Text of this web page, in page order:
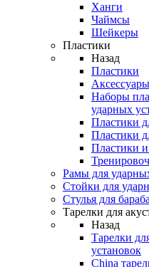
Ханги
Чаймсы
Шейкеры
Пластики
Назад
Пластики
Наборы
ударных
Пластики
Пластики
Пластики
Рамы для
Стойки для
Стулья для
Тарелки для
Назад
Тарелки
установок
China